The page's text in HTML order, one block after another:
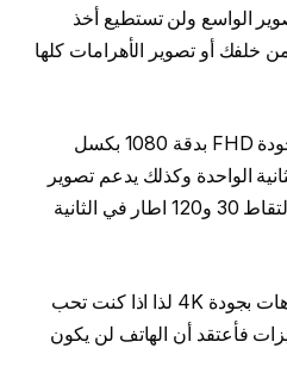
الواسع ولن تستطيع أخذ
خلفك أو تصوير الأهرامات كلها
الهاتف يدعم تصوير الفيديو بجودة FHD بدقة 1080 بكسل
في الثانية الواحدة وكذلك يدعم تصوير
بجودة الـ 720 بكسل بمعدل التقاط 30 و120 اطار في الثانية
ولن تتمكن من تصوير الفيديوهات بجودة 4K لذا اذا كنت تحب
فأعتقد أن الهاتف لن يكون